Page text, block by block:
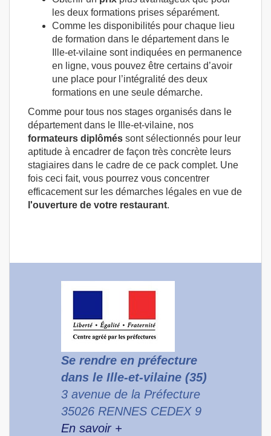
les deux formations prises séparément.
Comme les disponibilités pour chaque lieu
de formation dans le département dans le
Ille-et-vilaine sont indiquées en permanence
en ligne, vous pouvez être certains d’avoir
une place pour l’intégralité des deux
formations en une seule démarche.
Comme pour tous nos stages organisés dans le
département dans le Ille-et-vilaine, nos
formateurs diplômés sont sélectionnés pour leur
aptitude à encadrer de façon très concrète leurs
stagiaires dans le cadre de ce pack complet. Une
fois ceci fait, vous pourrez vous concentrer
efficacement sur les démarches légales en vue de
l'ouverture de votre restaurant.
Se rendre en préfecture
dans le Ille-et-vilaine (35)
3 avenue de la Préfecture
35026 RENNES CEDEX 9
En savoir +